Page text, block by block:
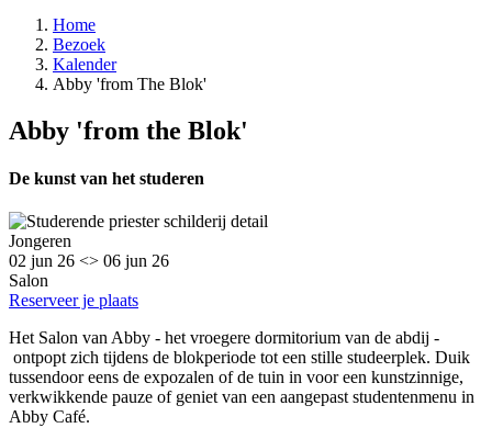
Home
Bezoek
Kalender
Abby 'from The Blok'
Abby 'from the Blok'
De kunst van het studeren
Jongeren
02 jun 26 <> 06 jun 26
Salon
Reserveer je plaats
Het Salon van Abby - het vroegere dormitorium van de abdij -
ontpopt zich tijdens de blokperiode tot een stille studeerplek. Duik
tussendoor eens de expozalen of de tuin in voor een kunstzinnige,
verkwikkende pauze of geniet van een aangepast studentenmenu in
Abby Café.